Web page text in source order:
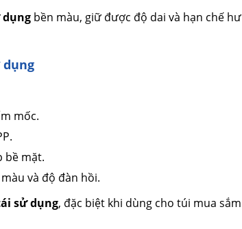
bền màu, giữ được độ dai và hạn chế hư
mốc.
bề mặt.
và độ đàn hồi.
sử dụng, đặc biệt khi dùng cho túi mua sắm